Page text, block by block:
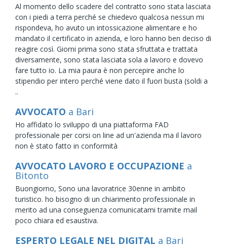
Al momento dello scadere del contratto sono stata lasciata
con i piedi a terra perché se chiedevo qualcosa nessun mi
rispondeva, ho avuto un intossicazione alimentare e ho
mandato il certificato in azienda, e loro hanno ben deciso di
reagire così. Giorni prima sono stata sfruttata e trattata
diversamente, sono stata lasciata sola a lavoro e dovevo
fare tutto io. La mia paura è non percepire anche lo
stipendio per intero perché viene dato il fuori busta (soldi a
..
AVVOCATO a Bari
Ho affidato lo sviluppo di una piattaforma FAD
professionale per corsi on line ad un'azienda ma il lavoro
non è stato fatto in conformità
AVVOCATO LAVORO E OCCUPAZIONE a
Bitonto
Buongiorno, Sono una lavoratrice 30enne in ambito
turistico. ho bisogno di un chiarimento professionale in
merito ad una conseguenza comunicatami tramite mail
poco chiara ed esaustiva.
ESPERTO LEGALE NEL DIGITAL a Bari